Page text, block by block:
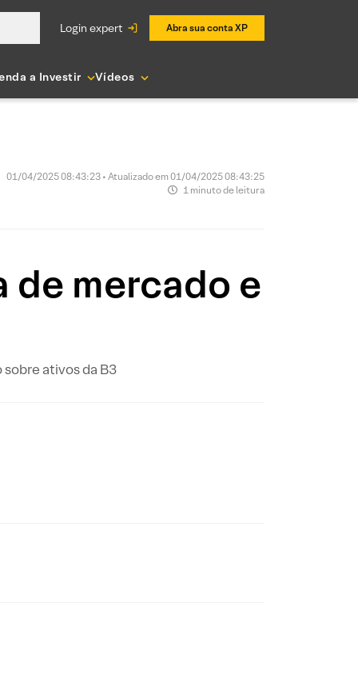
login expert Abra sua conta XP
a Investir Vídeos
01/04/2025 08:43:23 • Atualizado em 01/04/2025 08:43:25
1 minuto de leitura
de mercado e
ativos da B3